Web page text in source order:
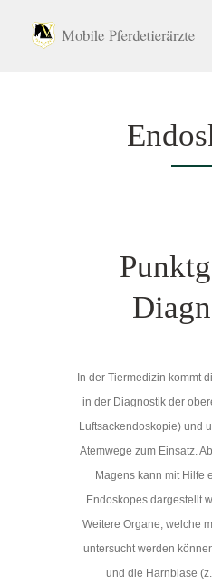
In der Tiermedizin kommt
in der Diagnostik der
Luftsackendoskopie) und
Atemwege zum Einsatz.
Magens kann mit Hilfe
Endoskopes dargestellt
Weitere Organe, welche
untersucht werden
und die Harnblase